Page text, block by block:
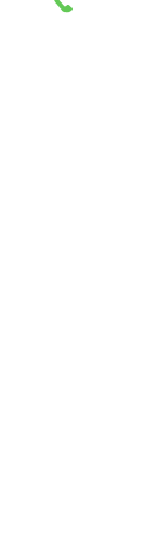
malus au poids.